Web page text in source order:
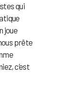
qui
joue
prête
c’est